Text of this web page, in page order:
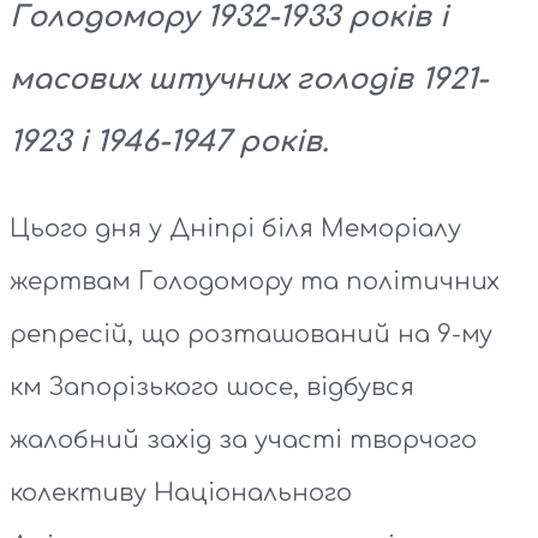
Голодомору 1932-1933 років і
масових штучних голодів 1921-
1923 і 1946-1947 років.
Цього дня у Дніпрі біля Меморіалу
жертвам Голодомору та політичних
репресій, що розташований на 9-му
км Запорізького шосе, відбувся
жалобний захід за участі творчого
колективу Національного